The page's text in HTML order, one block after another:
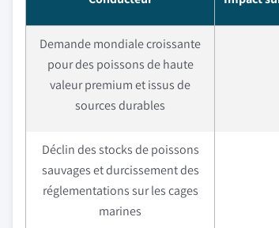
Demande mondiale croissante
pour des poissons de haute
valeur premium et issus de
sources durables
Déclin des stocks de poissons
sauvages et durcissement des
réglementations sur les cages
marines